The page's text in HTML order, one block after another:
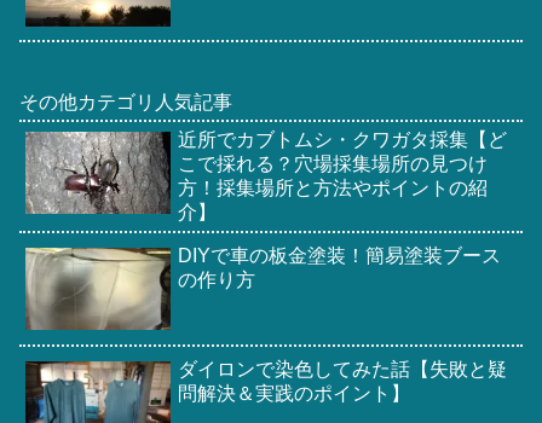
その他カテゴリ人気記事
近所でカブトムシ・クワガタ採集【ど
こで採れる？穴場採集場所の見つけ
方！採集場所と方法やポイントの紹
介】
DIYで車の板金塗装！簡易塗装ブース
の作り方
ダイロンで染色してみた話【失敗と疑
問解決＆実践のポイント】